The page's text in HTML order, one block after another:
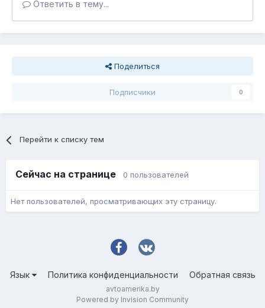
Ответить в тему...
Поделиться
Подписчики 0
Перейти к списку тем
Сейчас на странице 0 пользователей
Нет пользователей, просматривающих эту страницу.
Язык Политика конфиденциальности Обратная связь
avtoamerika.by
Powered by Invision Community